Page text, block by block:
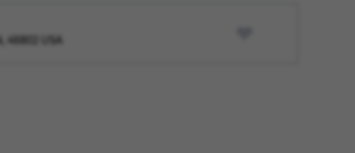
46802 USA